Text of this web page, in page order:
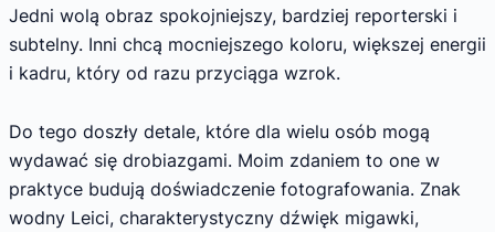
Jedni wolą obraz spokojniejszy, bardziej reporterski i
subtelny. Inni chcą mocniejszego koloru, większej energii
i kadru, który od razu przyciąga wzrok.
Do tego doszły detale, które dla wielu osób mogą
wydawać się drobiazgami. Moim zdaniem to one w
praktyce budują doświadczenie fotografowania. Znak
wodny Leici, charakterystyczny dźwięk migawki,